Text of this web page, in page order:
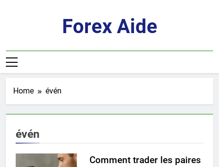
Forex Aide
Home évén
évén
Comment trader les paires